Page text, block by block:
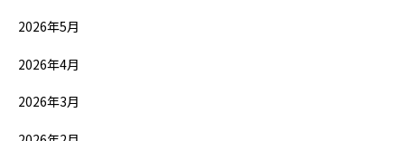
2026年5月
2026年4月
2026年3月